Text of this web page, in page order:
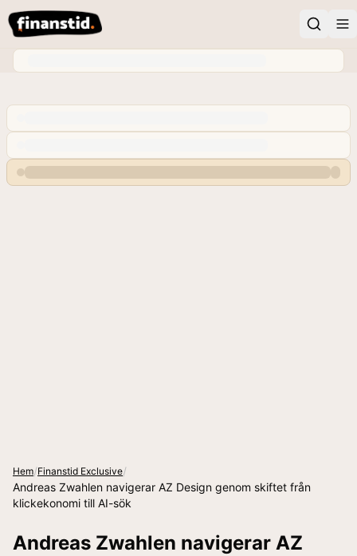
Hem/Finanstid Exclusive/
Andreas Zwahlen navigerar AZ Design genom skiftet från
klickekonomi till AI-sök
Andreas Zwahlen navigerar AZ